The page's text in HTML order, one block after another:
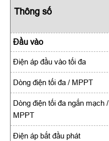
Thông số
Đầu vào
Điện áp đầu vào tối đa
Dòng điện tối đa / MPPT
Dòng điện tối đa ngắn mạch /
MPPT
Điện áp bắt đầu phát